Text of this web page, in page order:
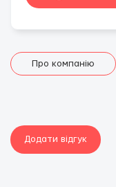
Про компанію
Додати відгук